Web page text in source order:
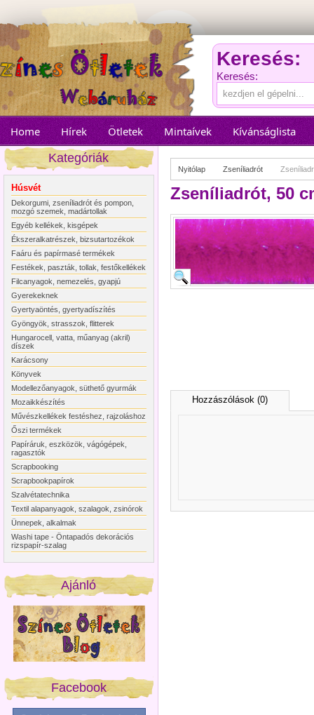
Keresés:
Keresés:
Home Hírek Ötletek Mintaívek
Kívánságlista
Kategóriák
Húsvét
Dekorgumi, zseníliadrót és pompon,
mozgó szemek, madártollak
Egyéb kellékek, kisgépek
Ékszeralkatrészek, bizsutartozékok
Faáru és papírmasé termékek
Festékek, paszták, tollak, festőkellékek
Filcanyagok, nemezelés, gyapjú
Gyerekeknek
Gyertyaöntés, gyertyadíszítés
Gyöngyök, strasszok, flitterek
Hungarocell, vatta, műanyag (akril)
díszek
Karácsony
Könyvek
Modellezőanyagok, süthető gyurmák
Mozaikkészítés
Művészkellékek festéshez, rajzoláshoz
Őszi termékek
Papíráruk, eszközök, vágógépek,
ragasztók
Scrapbooking
Scrapbookpapírok
Szalvétatechnika
Textil alapanyagok, szalagok, zsinórok
Ünnepek, alkalmak
Washi tape - Öntapadós dekorációs
rizspapír-szalag
Ajánló
Facebook
Nyitólap Zseníliadrót
Zseníliadrót, 50
Hozzászólások (0)